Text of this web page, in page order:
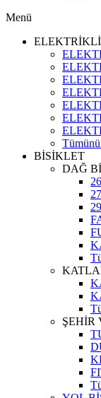
Menü
BİSİKLET
DAĞ
ŞEHİR